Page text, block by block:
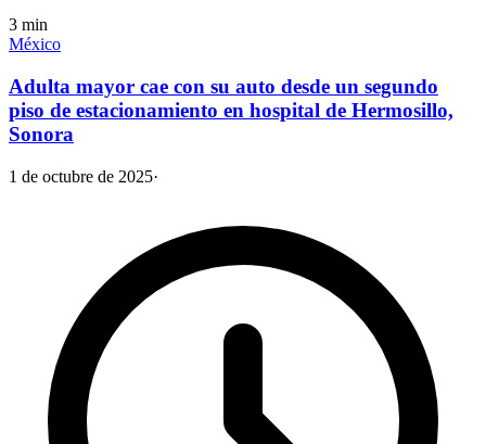
3 min
México
Adulta mayor cae con su auto desde un segundo
piso de estacionamiento en hospital de Hermosillo,
Sonora
1 de octubre de 2025·